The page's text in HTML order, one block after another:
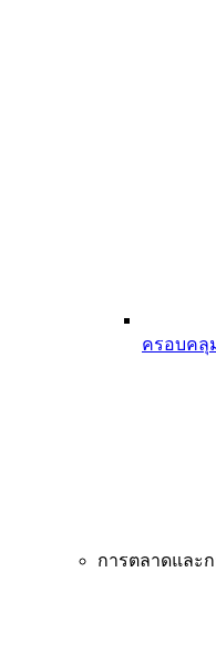
ครอบคลุ
การตลาดและ